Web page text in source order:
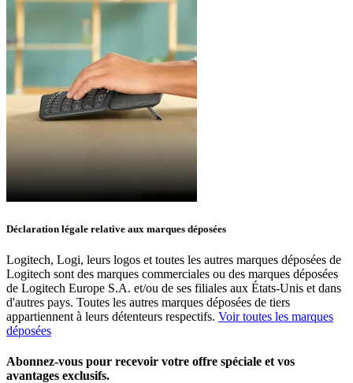
Déclaration légale relative aux marques déposées
Logitech, Logi, leurs logos et toutes les autres marques déposées de
Logitech sont des marques commerciales ou des marques déposées
de Logitech Europe S.A. et/ou de ses filiales aux États-Unis et dans
d'autres pays. Toutes les autres marques déposées de tiers
appartiennent à leurs détenteurs respectifs. Voir toutes les marques
déposées
Abonnez-vous pour recevoir votre offre spéciale et vos
avantages exclusifs.